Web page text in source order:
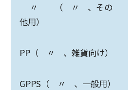
〃 （ 〃 、その
他用）
PP（ 〃 、雑貨向け）
GPPS（ 〃 、一般用）